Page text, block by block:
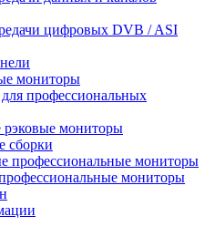
цифровых DVB / ASI
мониторы
профессиональных
мониторы
сборки
профессиональные мониторы
мониторы